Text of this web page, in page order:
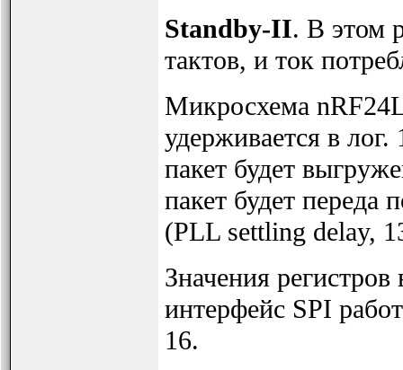
Standby-II. В этом
тактов, и ток
Микросхема
удерживается в
пакет будет
пакет будет переда
(PLL settling delay,
Значения
интерфейс SPI
16.